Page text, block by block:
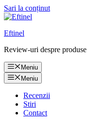
Sari la conținut
Eftinel
Review-uri despre produse
Meniu
Meniu
Recenzii
Stiri
Contact